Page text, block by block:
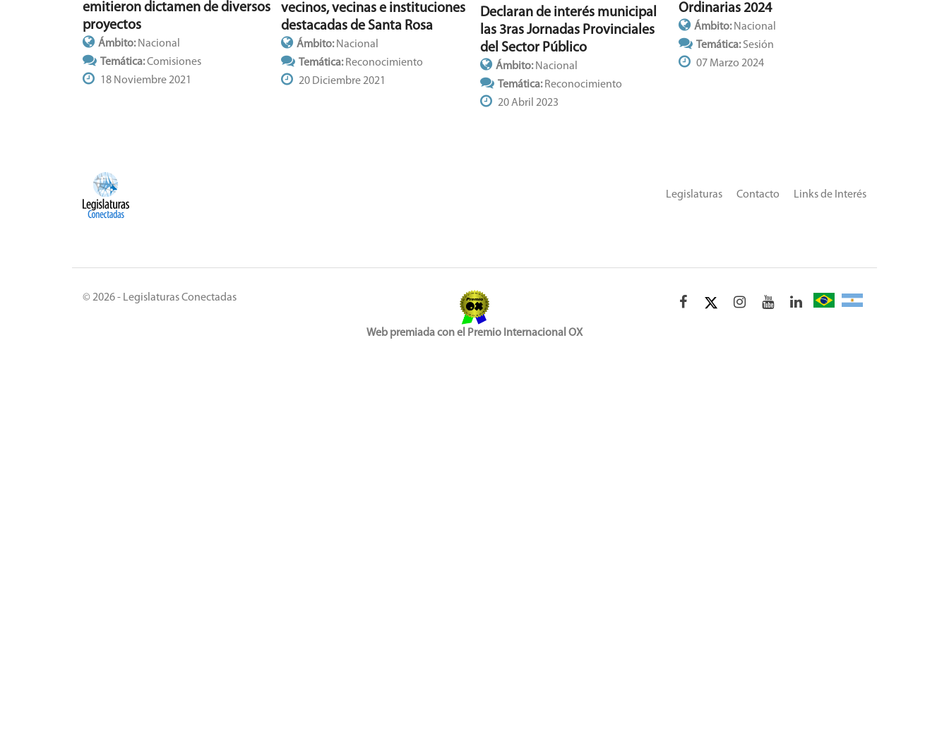
emitieron dictamen de diversos
proyectos
Ámbito:Nacional
Temática:Comisiones
18 Noviembre 2021
vecinos, vecinas e instituciones
destacadas de Santa Rosa
Ámbito:Nacional
Temática:Reconocimiento
20 Diciembre 2021
Declaran de interés municipal
las 3ras Jornadas Provinciales
del Sector Público
Ámbito: Nacional
Temática: Reconocimiento
20 Abril 2023
Ordinarias 2024
Ámbito: Nacional
Temática:Sesión
07 Marzo 2024
Links de Interés
Contacto
Legislaturas
© 2026 - Legislaturas Conectadas
Web premiada con el Premio Internacional OX